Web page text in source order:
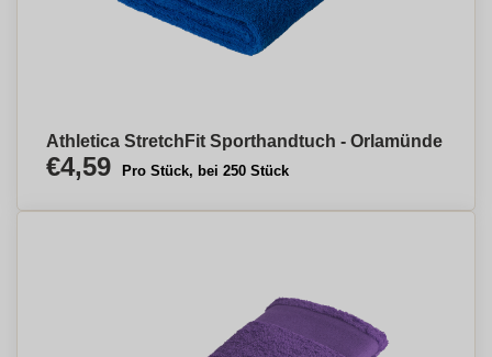
Athletica StretchFit Sporthandtuch - Orlamünde
€4,59 Pro Stück, bei 250 Stück